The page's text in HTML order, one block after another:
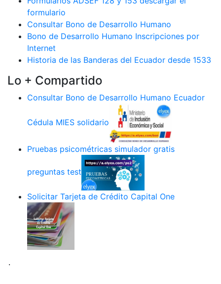
formulario
Consultar Bono de Desarrollo Humano
Bono de Desarrollo Humano Inscripciones por
Internet
Historia de las Banderas del Ecuador desde 1533
Lo + Compartido
Consultar Bono de Desarrollo Humano Ecuador
Cédula MIES solidario
Pruebas psicométricas simulador gratis
preguntas test
Solicitar Tarjeta de Crédito Capital One
.